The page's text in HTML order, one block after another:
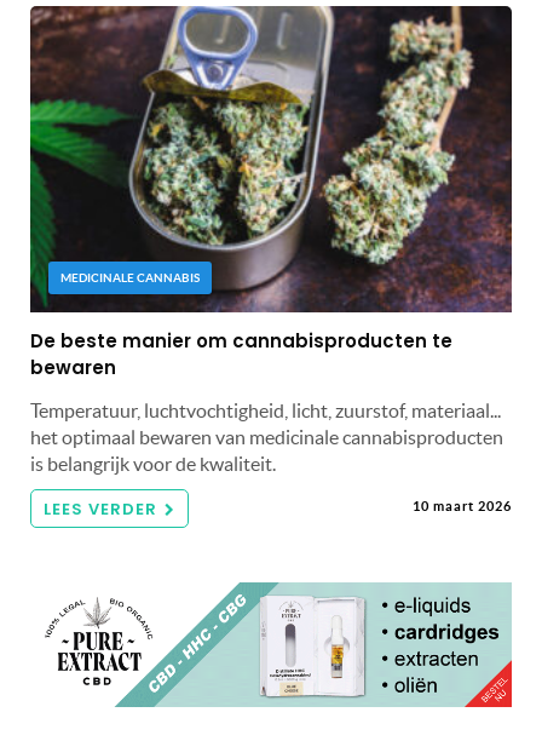
MEDICINALE CANNABIS
De beste manier om cannabisproducten te
bewaren
Temperatuur, luchtvochtigheid, licht, zuurstof, materiaal...
het optimaal bewaren van medicinale cannabisproducten
is belangrijk voor de kwaliteit.
LEES VERDER 10 maart 2026